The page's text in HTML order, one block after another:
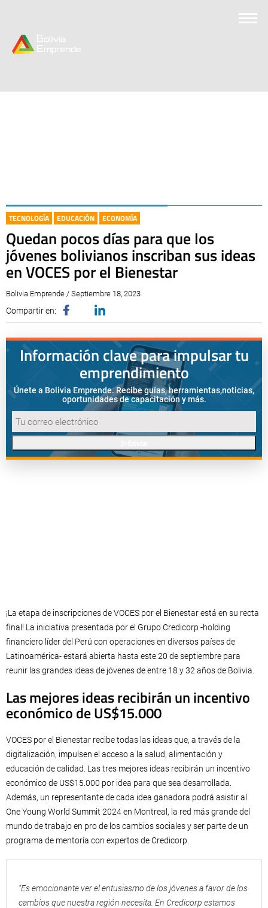
TECNOLOGÍA EDUCACIÓN ECONOMÍA
Quedan pocos días para que los
jóvenes bolivianos inscriban sus ideas
en VOCES por el Bienestar
Bolivia Emprende / Septiembre 18, 2023
Compartir en:
Información clave para impulsar tu
emprendimiento
Únete a Bolivia Emprende. Recibe guías, herramientas,noticias,
oportunidades de capacitación y más.
¡La etapa de inscripciones de VOCES por el Bienestar está en su recta
final! La iniciativa presentada por el Grupo Credicorp -holding
financiero líder del Perú con operaciones en diversos países de
Latinoamérica- estará abierta hasta este 20 de septiembre para
reunir las grandes ideas de jóvenes de entre 18 y 32 años de Bolivia.
Las mejores ideas recibirán un incentivo
económico de US$15.000
VOCES por el Bienestar recibe todas las ideas que, a través de la
digitalización, impulsen el acceso a la salud, alimentación y
educación de calidad. Las tres mejores ideas recibirán un incentivo
económico de US$15.000 por idea para que sea desarrollada.
Además, un representante de cada idea ganadora podrá asistir al
One Young World Summit 2024 en Montreal, la red más grande del
mundo de trabajo en pro de los cambios sociales y ser parte de un
programa de mentoría con expertos de Credicorp.
“Es emocionante ver el entusiasmo de los jóvenes a favor de los
cambios que nuestra región necesita. En Credicorp estamos